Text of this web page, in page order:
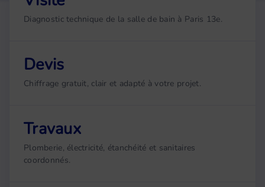
Diagnostic technique de la salle de bain à Paris 13e.
Devis
Chiffrage gratuit, clair et adapté à votre projet.
Travaux
Plomberie, électricité, étanchéité et sanitaires
coordonnés.